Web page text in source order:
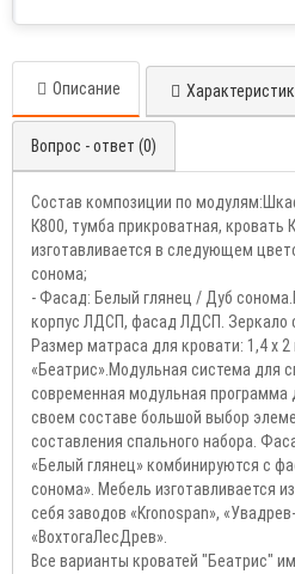
Описание
Вопрос - ответ (0)
Состав композиции по
К800, тумба прикроватная, кровать
изготавливается в следующем
сонома;
- Фасад: Белый глянец / Дуб
корпус ЛДСП, фасад ЛДСП. Зеркало
Размер матраса для кровати: 1,4 х
«Беатрис».Модульная система для
современная модульная
своем составе большой выбор
составления спального набора.
«Белый глянец» комбинируются с
сонома». Мебель изготавливается
себя заводов «Kronospan»,
«ВохтогаЛесДрев».
Все варианты кроватей "Беатрис"